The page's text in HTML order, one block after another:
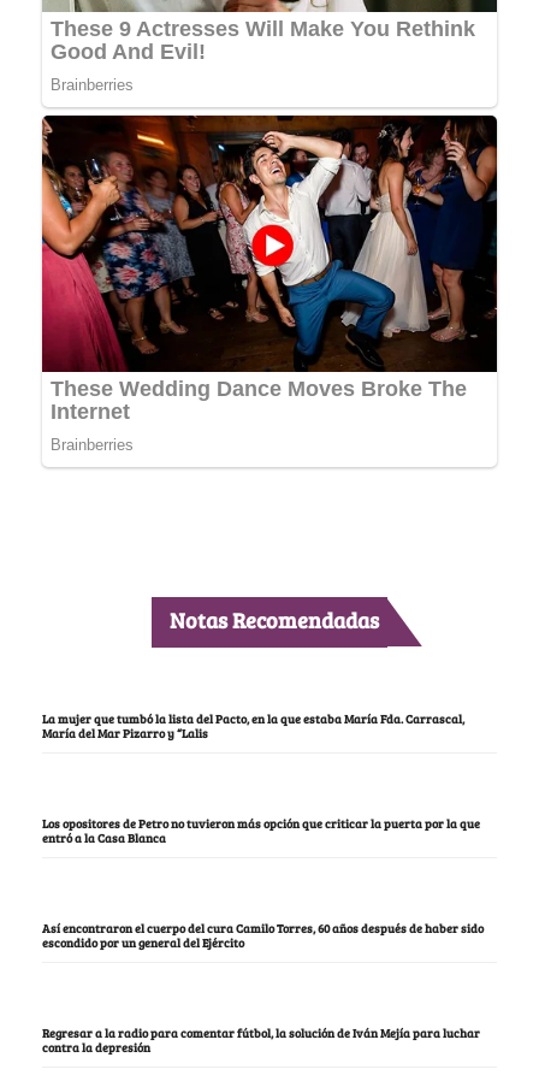
Notas Recomendadas
La mujer que tumbó la lista del Pacto, en la que estaba María Fda. Carrascal,
María del Mar Pizarro y “Lalis
Los opositores de Petro no tuvieron más opción que criticar la puerta por la que
entró a la Casa Blanca
Así encontraron el cuerpo del cura Camilo Torres, 60 años después de haber sido
escondido por un general del Ejército
Regresar a la radio para comentar fútbol, la solución de Iván Mejía para luchar
contra la depresión